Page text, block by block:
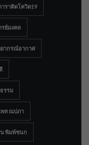
าราติดโควิด19
รย์มงคล
ากรณ์อากาศ
รรม
พท ณปภา
น พิมพ์ชนก